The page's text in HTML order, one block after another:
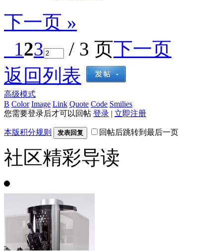
下一页 »
123 / 3 页下一页
返回列表
高级模式
B Color Image Link Quote Code Smilies
您需要登录后才可以回帖 登录 | 立即注册
本版积分规则 发表回复 回帖后跳转到最后一页
社区精彩导读